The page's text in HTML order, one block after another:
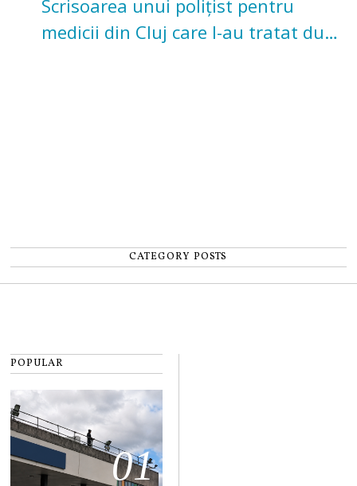
Scrisoarea unui polițist pentru
medicii din Cluj care l-au tratat după
CATEGORY POSTS
POPULAR
01